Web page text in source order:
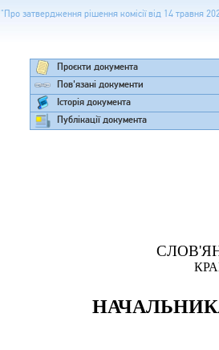
"Про затвердження рішення комісії від 14 травня
Проєкти документа
Пов'язані документи
Історія документа
Публікації документа